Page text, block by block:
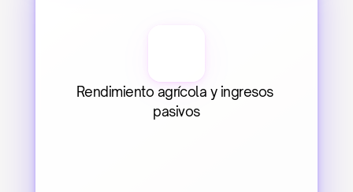
Rendimiento agrícola y ingresos
pasivos